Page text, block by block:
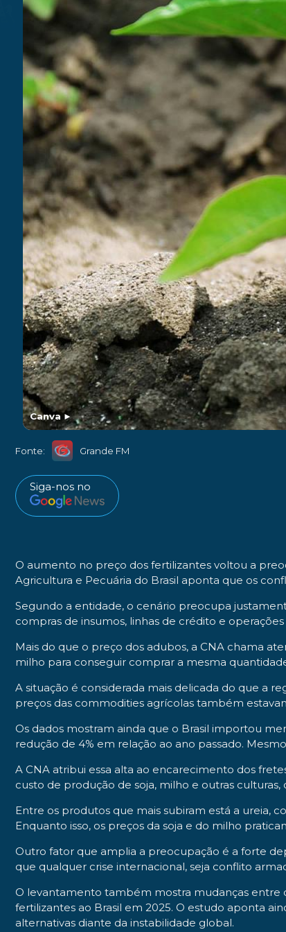
Canva►
Fonte: Grande FM
Siga-nos no
O aumento no preço dos fertilizantes voltou a
Agricultura e Pecuária do Brasil aponta que os
Segundo a entidade, o cenário preocupa
compras de insumos, linhas de crédito e
Mais do que o preço dos adubos, a CNA chama
milho para conseguir comprar a mesma
A situação é considerada mais delicada do que a
preços das commodities agrícolas também
Os dados mostram ainda que o Brasil importou
redução de 4% em relação ao ano passado.
A CNA atribui essa alta ao encarecimento dos
custo de produção de soja, milho e outras
Entre os produtos que mais subiram está a ureia,
Enquanto isso, os preços da soja e do milho
Outro fator que amplia a preocupação é a forte
que qualquer crise internacional, seja conflito
O levantamento também mostra mudanças entre
fertilizantes ao Brasil em 2025. O estudo aponta
alternativas diante da instabilidade global.